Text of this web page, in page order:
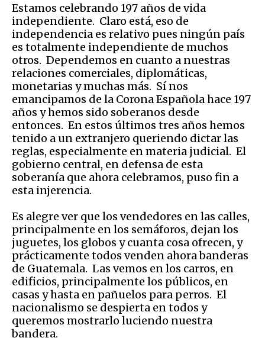
Estamos celebrando 197 años de vida
independiente. Claro está, eso de
independencia es relativo pues ningún país
es totalmente independiente de muchos
otros. Dependemos en cuanto a nuestras
relaciones comerciales, diplomáticas,
monetarias y muchas más. Sí nos
emancipamos de la Corona Española hace 197
años y hemos sido soberanos desde
entonces. En estos últimos tres años hemos
tenido a un extranjero queriendo dictar las
reglas, especialmente en materia judicial. El
gobierno central, en defensa de esta
soberanía que ahora celebramos, puso fin a
esta injerencia.
Es alegre ver que los vendedores en las calles,
principalmente en los semáforos, dejan los
juguetes, los globos y cuanta cosa ofrecen, y
prácticamente todos venden ahora banderas
de Guatemala. Las vemos en los carros, en
edificios, principalmente los públicos, en
casas y hasta en pañuelos para perros. El
nacionalismo se despierta en todos y
queremos mostrarlo luciendo nuestra
bandera.